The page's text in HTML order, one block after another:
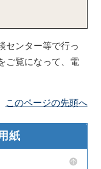
センター等で行っ
ご覧になって、電
このページの先頭へ
紙